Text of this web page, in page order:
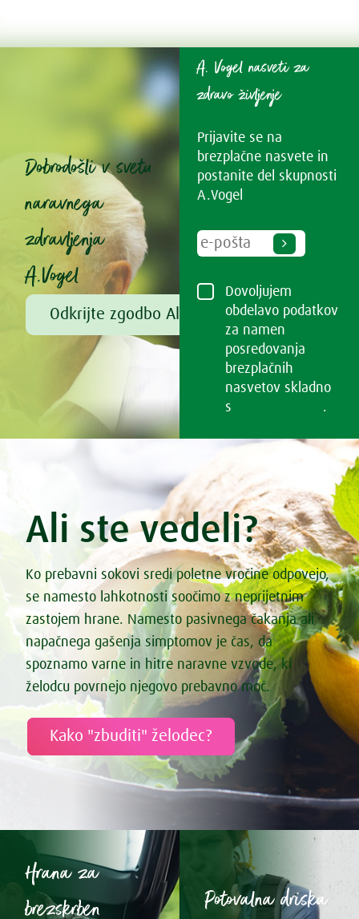
Dobrodošli v svetu
naravnega
zdravljenja
A.Vogel
Odkrijte zgodbo Alfreda Vogla
A. Vogel nasveti za
zdravo življenje
Prijavite se na
brezplačne nasvete in
postanite del skupnosti
A.Vogel
Dovoljujem
obdelavo podatkov
za namen
posredovanja
brezplačnih
nasvetov skladno
s
.
Ali ste vedeli?
Ko prebavni sokovi sredi poletne vročine odpovejo,
se namesto lahkotnosti soočimo z neprijetnim
zastojem hrane. Namesto pasivnega čakanja ali
napačnega gašenja simptomov je čas, da
spoznamo varne in hitre naravne vzvode, ki
želodcu povrnejo njegovo prebavno moč.
Kako "zbuditi" želodec?
Hrana za
brezskrben
Potovalna driska